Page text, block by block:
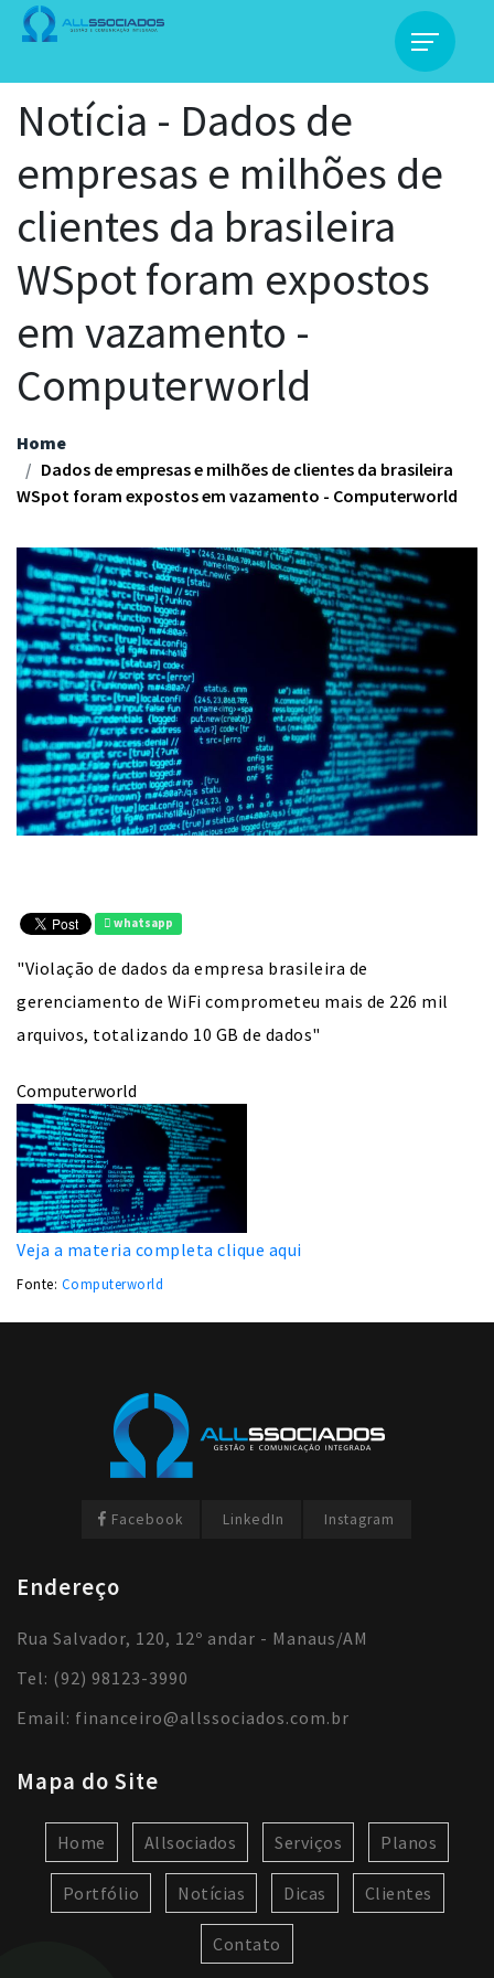
Notícia - Dados de
empresas e milhões de
clientes da brasileira
WSpot foram expostos
em vazamento -
Computerworld
Home
Dados de empresas e milhões de clientes da brasileira
WSpot foram expostos em vazamento - Computerworld
whatsapp
"Violação de dados da empresa brasileira de
gerenciamento de WiFi comprometeu mais de 226 mil
arquivos, totalizando 10 GB de dados"
Computerworld
Veja a materia completa clique aqui
Fonte: Computerworld
Facebook LinkedIn Instagram
Endereço
Rua Salvador, 120, 12º andar - Manaus/AM
Tel: (92) 98123-3990
Email: financeiro@allssociados.com.br
Mapa do Site
Home Allsociados Serviços Planos
Portfólio Notícias Dicas Clientes
Contato